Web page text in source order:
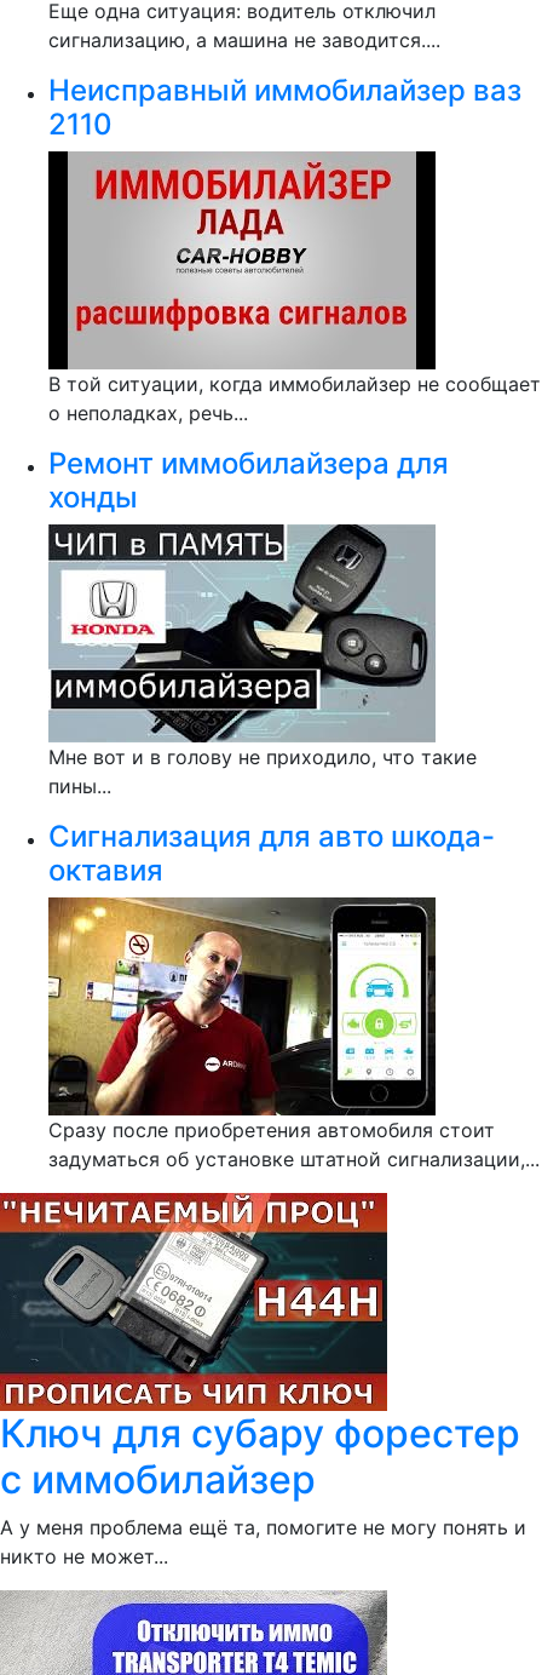
Еще одна ситуация: водитель отключил
сигнализацию, а машина не заводится....
Неисправный иммобилайзер ваз
2110
В той ситуации, когда иммобилайзер не сообщает
о неполадках, речь...
Ремонт иммобилайзера для
хонды
Мне вот и в голову не приходило, что такие
пины...
Сигнализация для авто шкода-
октавия
Сразу после приобретения автомобиля стоит
задуматься об установке штатной сигнализации,...
Ключ для субару форестер
с иммобилайзер
А у меня проблема ещё та, помогите не могу понять и
никто не может...